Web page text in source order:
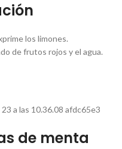
los limones.
de frutos rojos y el agua.
de menta